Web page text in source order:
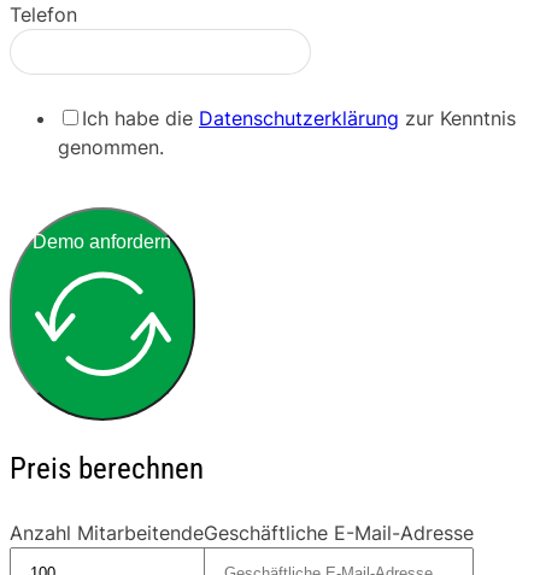
Telefon
Ich habe die Datenschutzerklärung zur Kenntnis
genommen.
Demo anfordern
Preis berechnen
Anzahl MitarbeitendeGeschäftliche E-Mail-Adresse